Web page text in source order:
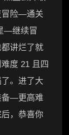
冒险—通关
—继续冒
讲烂了就
度 21 且四
。进了大
备—更高难
，恭喜你